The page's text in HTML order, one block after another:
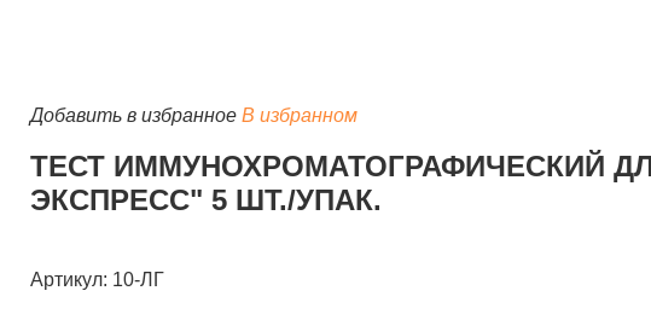
Добавить в избранное В избранном
ТЕСТ ИММУНОХРОМАТОГРАФИЧЕСКИЙ
ЭКСПРЕСС" 5 ШТ./УПАК.
Артикул: 10-ЛГ